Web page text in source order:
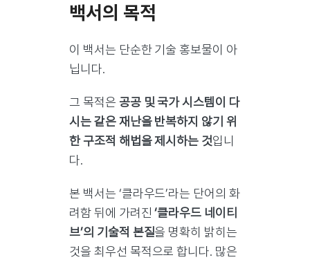
백서의 목적
이 백서는 단순한 기술 홍보물이 아
닙니다.
그 목적은 공공 및 국가 시스템이 다
시는 같은 재난을 반복하지 않기 위
한 구조적 해법을 제시하는 것입니
다.
본 백서는 ‘클라우드’라는 단어의 화
려함 뒤에 가려진‘클라우드 네이티
브’의 기술적 본질을 명확히 밝히는
것을 최우선 목적으로 합니다. 많은